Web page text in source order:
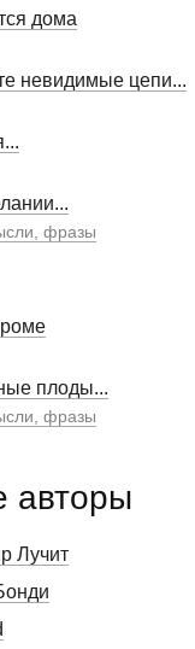
дома
невидимые цепи...
фразы
плоды...
фразы
авторы
Лучит